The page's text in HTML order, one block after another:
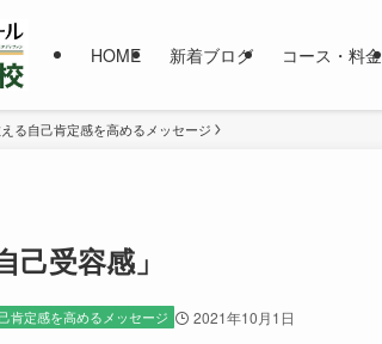
HOME 新着ブログ コース・料金
る自己肯定感を高めるメッセージ
己受容感」
肯定感を高めるメッセージ 2021年10月1日